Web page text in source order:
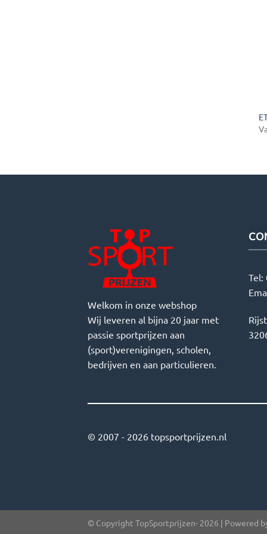
Welkom in onze webshop
Wij leveren al bijna 20 jaar met
passie sportprijzen aan
(sport)verenigingen, scholen,
bedrijven en aan particulieren.
Tel:
© 2007 - 2026 topsportprijzen.nl
© Copyright TopSportprijzen- 2026 | Powered